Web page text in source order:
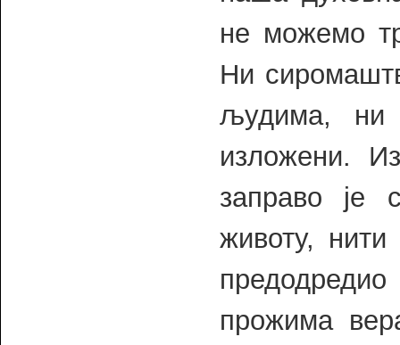
не можемо
Ни
људима, ни
изложени.
заправо је
животу,
прожима